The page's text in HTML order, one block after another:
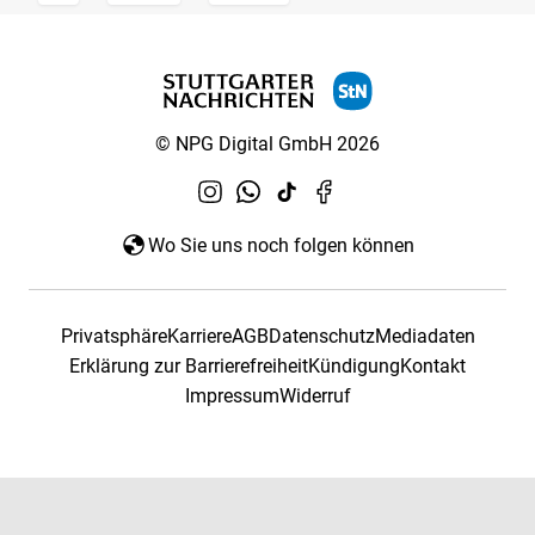
© NPG Digital GmbH 2026
Wo Sie uns noch folgen können
PrivatsphäreKarriereAGBDatenschutzMediadaten
Erklärung zur BarrierefreiheitKündigungKontakt
ImpressumWiderruf